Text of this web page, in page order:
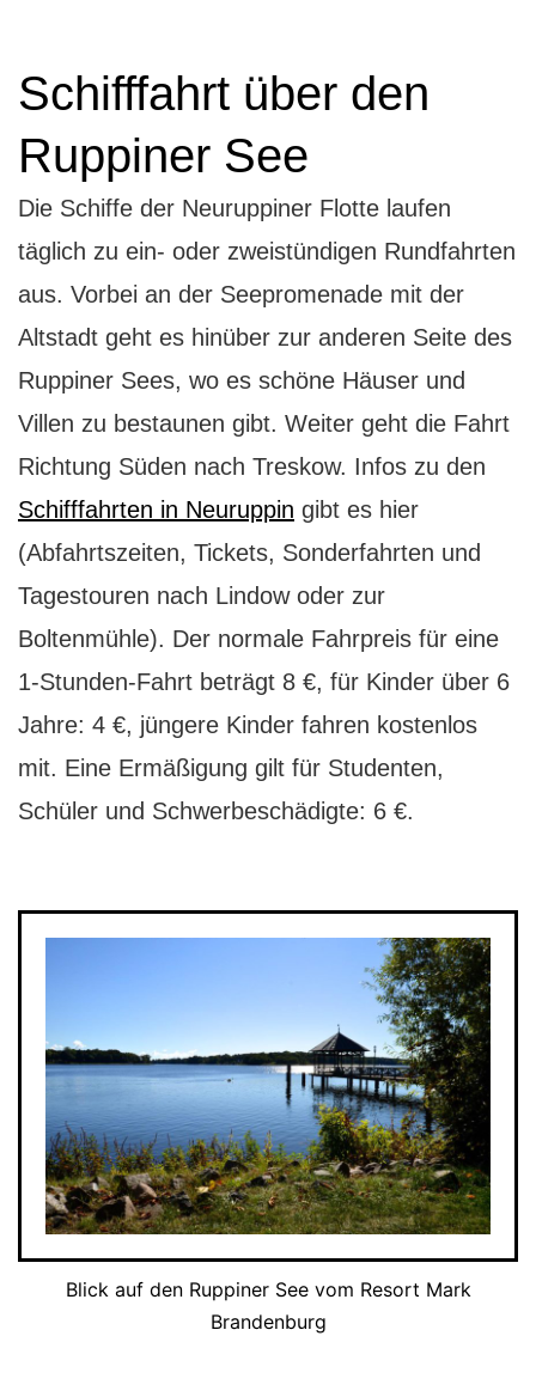
Schifffahrt über den
Ruppiner See
Die Schiffe der Neuruppiner Flotte laufen
täglich zu ein- oder zweistündigen Rundfahrten
aus. Vorbei an der Seepromenade mit der
Altstadt geht es hinüber zur anderen Seite des
Ruppiner Sees, wo es schöne Häuser und
Villen zu bestaunen gibt. Weiter geht die Fahrt
Richtung Süden nach Treskow. Infos zu den
Schifffahrten in Neuruppin gibt es hier
(Abfahrtszeiten, Tickets, Sonderfahrten und
Tagestouren nach Lindow oder zur
Boltenmühle). Der normale Fahrpreis für eine
1-Stunden-Fahrt beträgt 8 €, für Kinder über 6
Jahre: 4 €, jüngere Kinder fahren kostenlos
mit. Eine Ermäßigung gilt für Studenten,
Schüler und Schwerbeschädigte: 6 €.
Blick auf den Ruppiner See vom Resort Mark
Brandenburg